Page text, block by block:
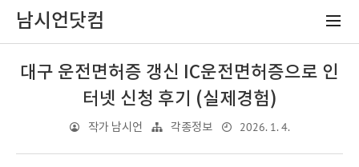
남시언닷컴
대구 운전면허증 갱신 IC운전면허증으로 인
터넷 신청 후기 (실제경험)
작가 남시언 각종정보 2026. 1. 4.